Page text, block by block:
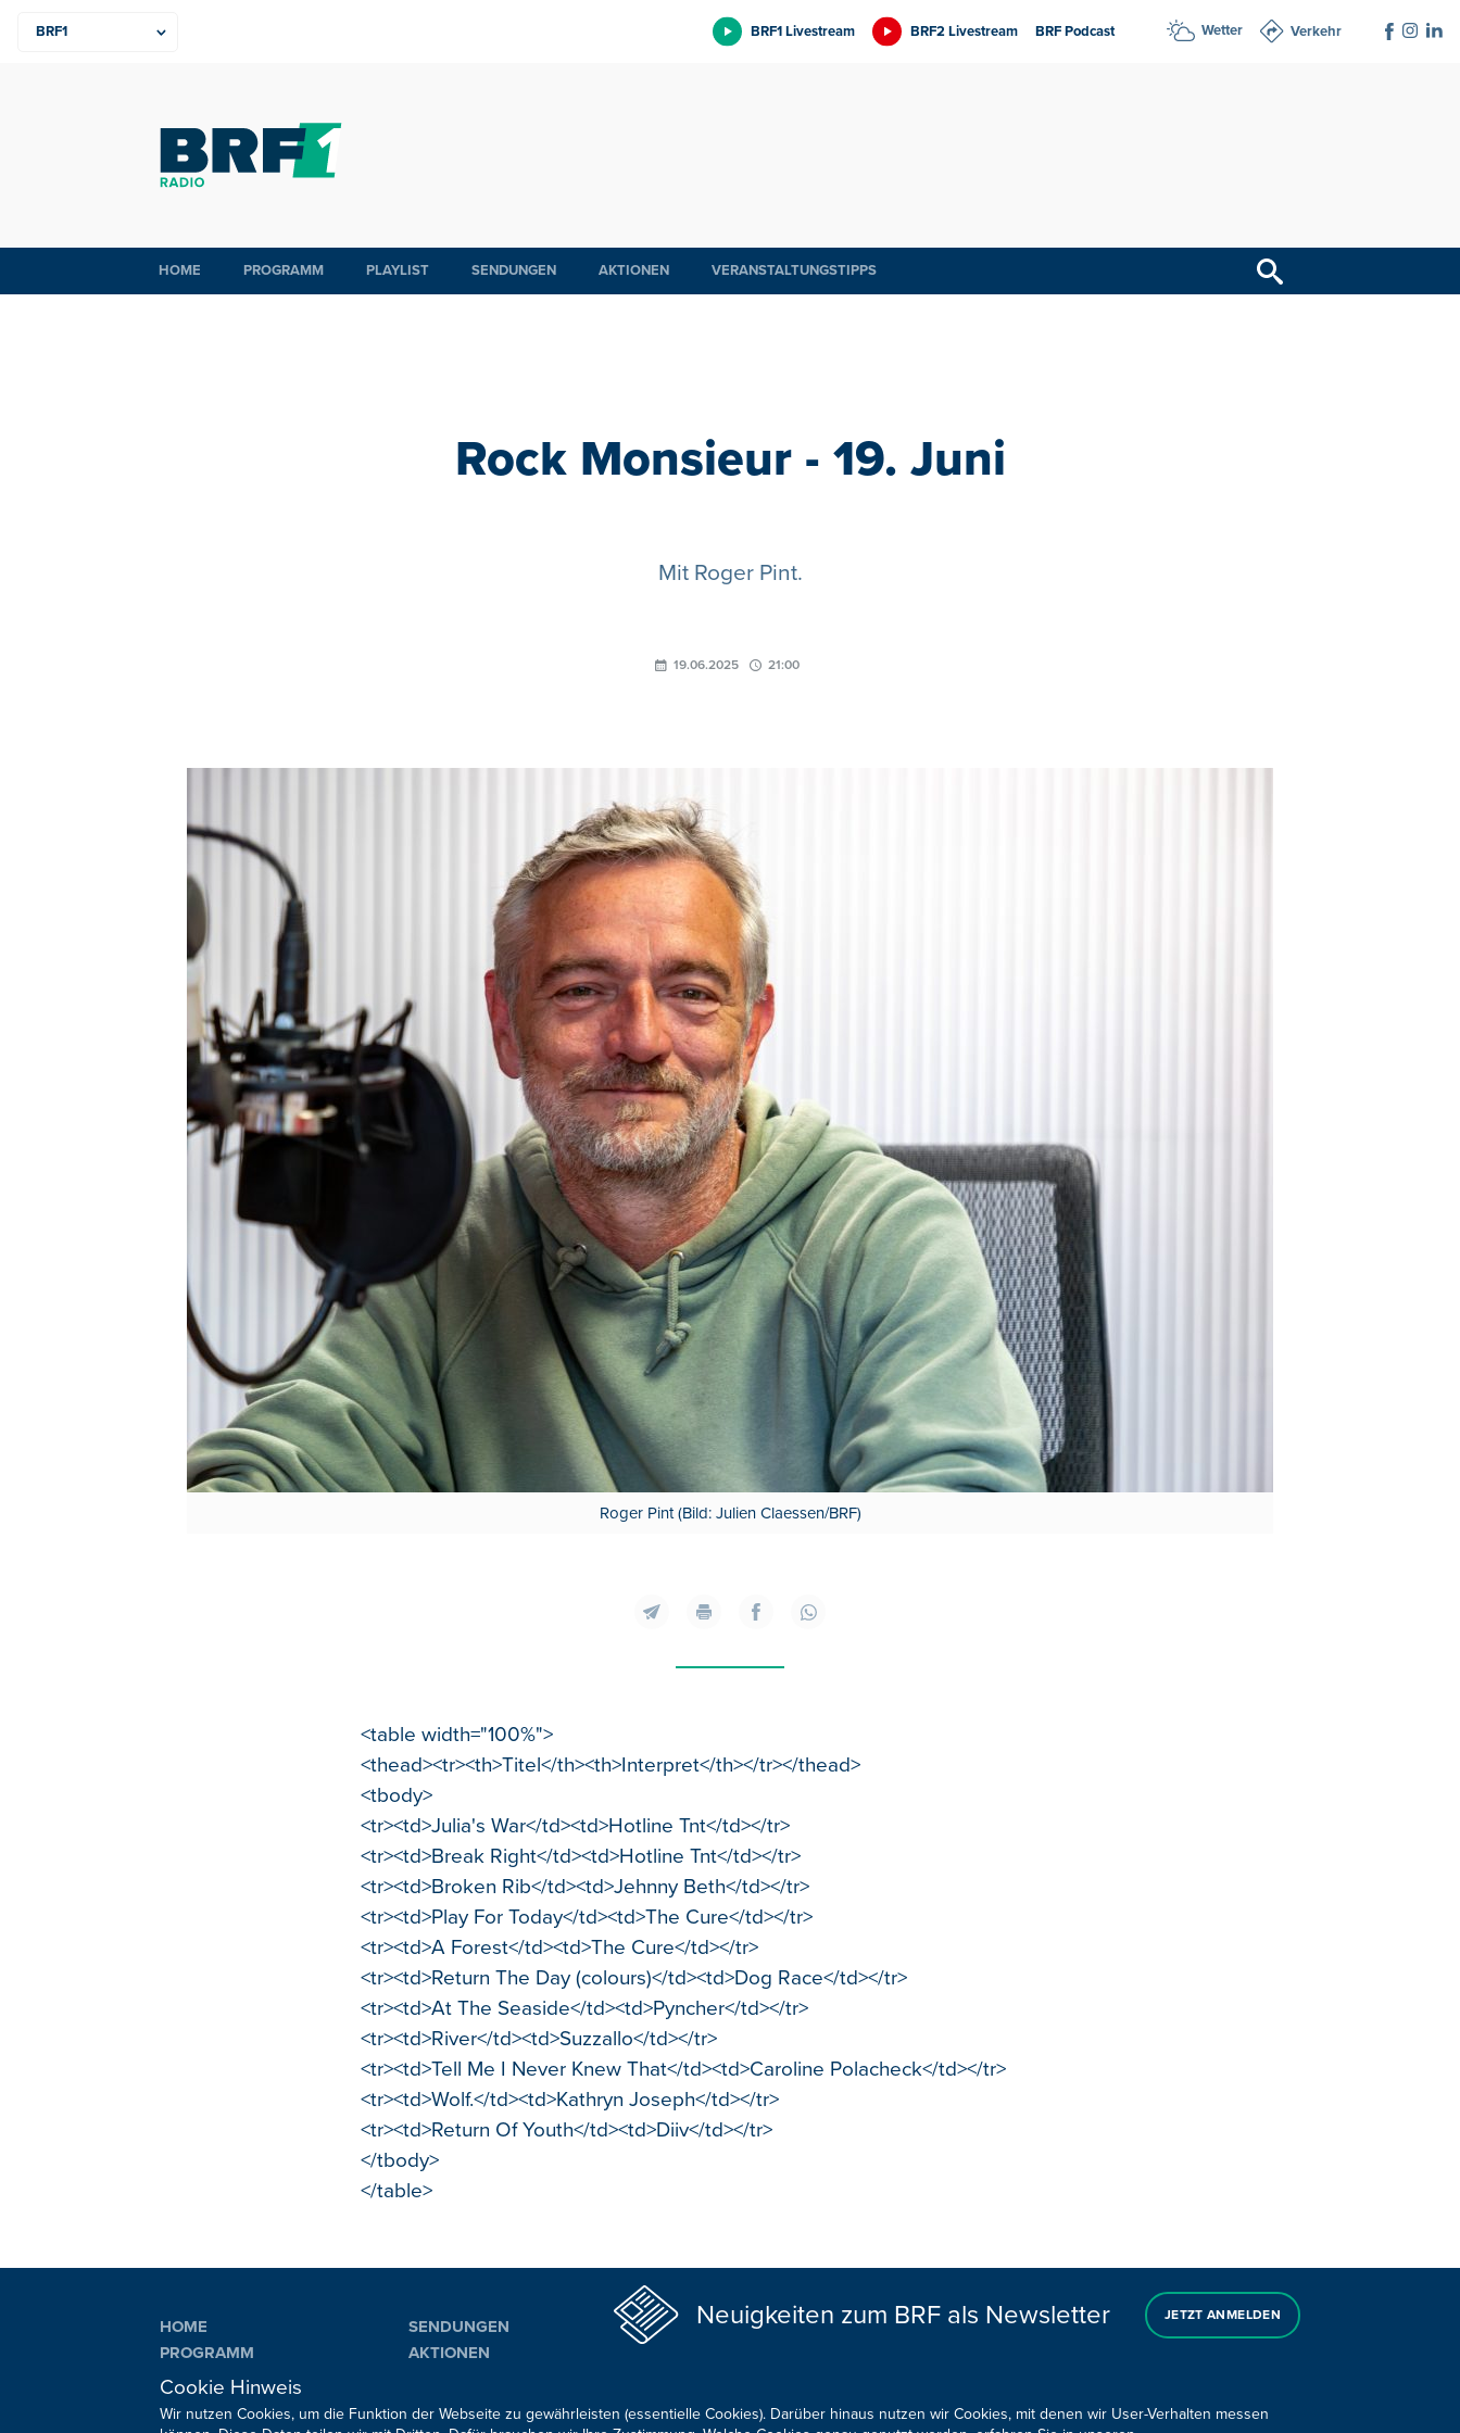
BRF1 Livestream BRF2 Livestream BRF Podcast Wetter Verkehr
HOME PROGRAMM PLAYLIST SENDUNGEN AKTIONEN VERANSTALTUNGSTIPPS
Rock Monsieur - 19. Juni
Mit Roger Pint.
19.06.2025 21:00
Roger Pint (Bild: Julien Claessen/BRF)
<table width="100%">
<thead><tr><th>Titel</th><th>Interpret</th></tr></thead>
<tbody>
<tr><td>Julia's War</td><td>Hotline Tnt</td></tr>
<tr><td>Break Right</td><td>Hotline Tnt</td></tr>
<tr><td>Broken Rib</td><td>Jehnny Beth</td></tr>
<tr><td>Play For Today</td><td>The Cure</td></tr>
<tr><td>A Forest</td><td>The Cure</td></tr>
<tr><td>Return The Day (colours)</td><td>Dog Race</td></tr>
<tr><td>At The Seaside</td><td>Pyncher</td></tr>
<tr><td>River</td><td>Suzzallo</td></tr>
<tr><td>Tell Me I Never Knew That</td><td>Caroline Polacheck</td></tr>
<tr><td>Wolf.</td><td>Kathryn Joseph</td></tr>
<tr><td>Return Of Youth</td><td>Diiv</td></tr>
</tbody>
</table>
HOME
PROGRAMM
PLAYLIST
SENDUNGEN
AKTIONEN
Neuigkeiten zum BRF als Newsletter JETZT ANMELDEN
Cookie Hinweis
Wir nutzen Cookies, um die Funktion der Webseite zu gewährleisten (essentielle Cookies). Darüber hinaus nutzen wir Cookies, mit denen wir User-Verhalten messen